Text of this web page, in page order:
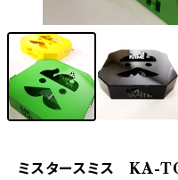
ミスタースミス KA-